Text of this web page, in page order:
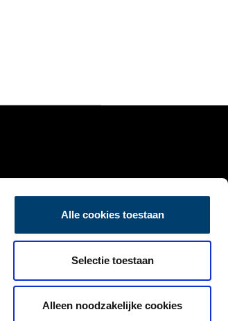
Alle cookies toestaan
Selectie toestaan
Alleen noodzakelijke cookies